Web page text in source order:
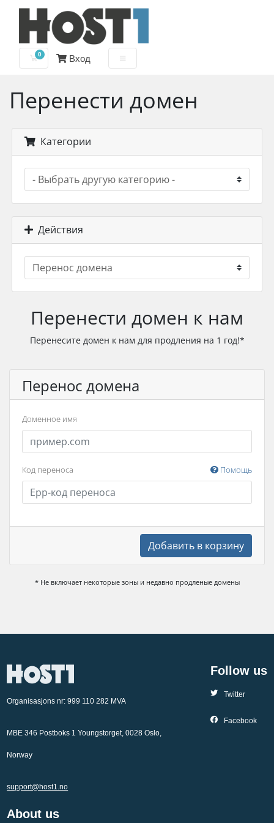
0
Корзина Вход
Перенести домен
Категории
Действия
Перенести домен к нам
Перенесите домен к нам для продления на 1 год!*
Перенос домена
Доменное имя
Код переноса Помощь
Добавить в корзину
* Не включает некоторые зоны и недавно продленые домены
Organisasjons nr: 999 110 282 MVA
MBE 346 Postboks 1 Youngstorget, 0028 Oslo,
Norway
support@host1.no
Follow us
Twitter
Facebook
About us